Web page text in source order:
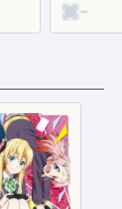
The
-